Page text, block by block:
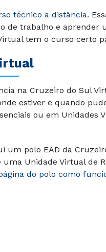
técnico a distância.
de trabalho e aprender
tem o curso certo
na Cruzeiro do Sul
estiver e quando
ou em Unidades
um polo EAD da
Unidade Virtual de
do polo como